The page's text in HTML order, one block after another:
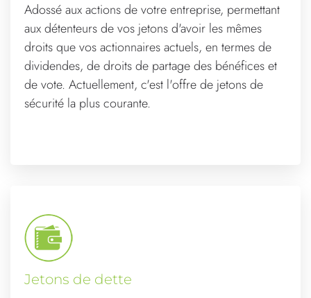
Adossé aux actions de votre entreprise, permettant
aux détenteurs de vos jetons d'avoir les mêmes
droits que vos actionnaires actuels, en termes de
dividendes, de droits de partage des bénéfices et
de vote. Actuellement, c'est l'offre de jetons de
sécurité la plus courante.
Jetons de dette